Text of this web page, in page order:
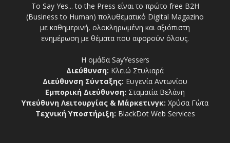
Το Say Yes... to the Press είναι το πρώτο free Β2Η
(Business to Human) πολυθεματικό Digital Magazino
με καθημερινή, ολοκληρωμένη και αξιόπιστη
ενημέρωση με θέματα που αφορούν όλους.
Η ομάδα SayYessers
Διεύθυνση: Κλειώ Στυλιαρά
Διεύθυνση Σύνταξης: Ευγενία Αντωνίου
Εμπορική Διεύθυνση: Σταματία Βελάνη
Υπεύθυνη Λειτουργίας & Μάρκετινγκ: Χρύσα Γώτα
Τεχνική Υποστήριξη: BlackDot Web Services